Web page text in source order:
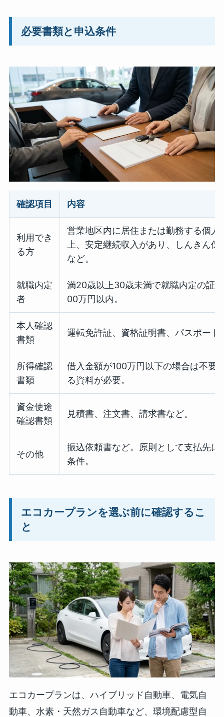
必要書類と申込条件
確認項目 内容
利用でき
る方
営業地区内に居住または勤務する個
上、安定継続収入があり、しんきん
など。
就職内定
者
満20歳以上30歳未満で就職内定の証
00万円以内。
本人確認
書類
運転免許証、資格証明書、パスポー
所得確認
書類
借入金額が100万円以下の場合は不要
る資料が必要。
資金使途
確認書類
見積書、注文書、請求書など。
その他
振込依頼書など。原則として支払先
条件。
エコカープランを選ぶ前に確認するこ
と
エコカープランは、ハイブリッド自動車、電気自
動車、水素・天然ガス自動車など、環境配慮型自